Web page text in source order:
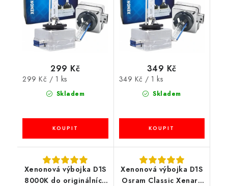
Skladem
299 Kč
Měrná
299 Kč / 1 ks
Skladem
349 Kč
Měrná
349 Kč / 1 ks
Xenonová výbojka D1S
8000K do originálních
Xenonová výbojka D1S
Osram Classic Xenarc